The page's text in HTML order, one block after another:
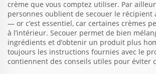
crème que vous comptez utiliser. Par
personnes oublient de secouer le récipient
— or c’est essentiel, car certaines crèmes
à l’intérieur. Secouer permet de bien
ingrédients et d’obtenir un produit plus
toujours les instructions fournies avec le
contiennent des conseils utiles pour éviter